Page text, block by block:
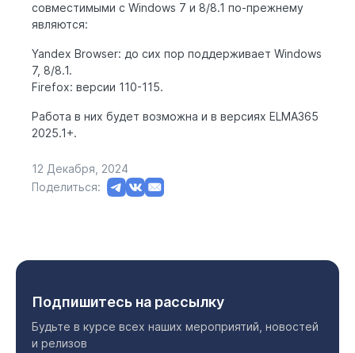
совместимыми с Windows 7 и 8/8.1 по-прежнему
являются:
Yandex Browser: до сих пор поддерживает Windows
7, 8/8.1.
Firefox: версии 110-115.
Работа в них будет возможна и в версиях ELMA365
2025.1+.
12 Декабря, 2024
Поделиться:
Подпишитесь на рассылку
Будьте в курсе всех наших мероприятий, новостей
и релизов